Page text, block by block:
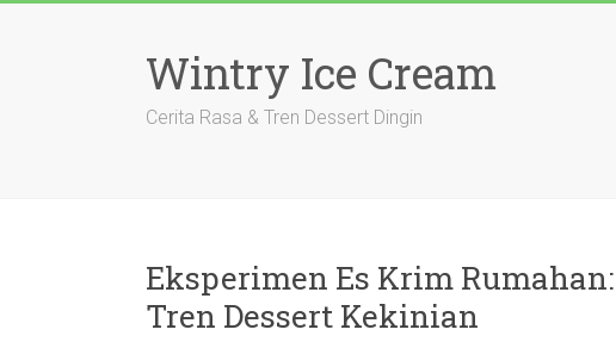
Wintry Ice Cream
Cerita Rasa & Tren Dessert Dingin
Eksperimen Es Krim
Tren Dessert Kekinian